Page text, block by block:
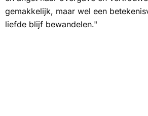
gemakkelijk, maar wel een
liefde blijf bewandelen."